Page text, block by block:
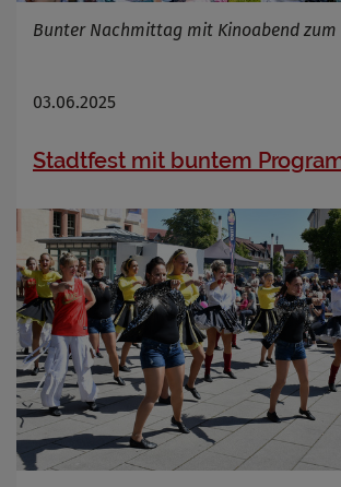
Bunter Nachmittag mit Kinoabend zum
03.06.2025
Stadtfest mit buntem